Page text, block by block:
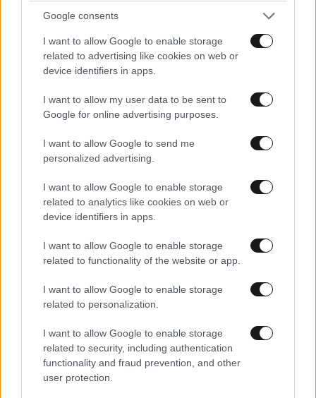
Google consents
I want to allow Google to enable storage
related to advertising like cookies on web or
device identifiers in apps.
I want to allow my user data to be sent to
Google for online advertising purposes.
I want to allow Google to send me
personalized advertising.
I want to allow Google to enable storage
related to analytics like cookies on web or
device identifiers in apps.
I want to allow Google to enable storage
related to functionality of the website or app.
I want to allow Google to enable storage
related to personalization.
I want to allow Google to enable storage
related to security, including authentication
functionality and fraud prevention, and other
user protection.
Xαρακτήρες: 0/1000
Διαβάστε και ακολουθήστε τους κανόνες σχολιασμού
TRENDING